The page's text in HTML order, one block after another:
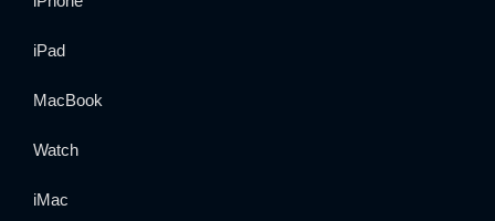
iPad
MacBook
Watch
iMac